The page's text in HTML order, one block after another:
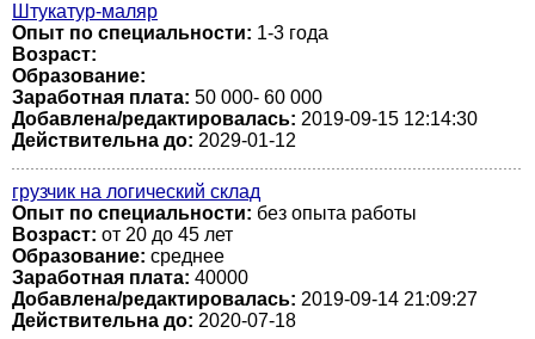
Штукатур-маляр
Опыт по специальности: 1-3 года
Возраст:
Образование:
Заработная плата: 50 000- 60 000
Добавлена/редактировалась: 2019-09-15 12:14:30
Действительна до: 2029-01-12
грузчик на логический склад
Опыт по специальности: без опыта работы
Возраст: от 20 до 45 лет
Образование: среднее
Заработная плата: 40000
Добавлена/редактировалась: 2019-09-14 21:09:27
Действительна до: 2020-07-18